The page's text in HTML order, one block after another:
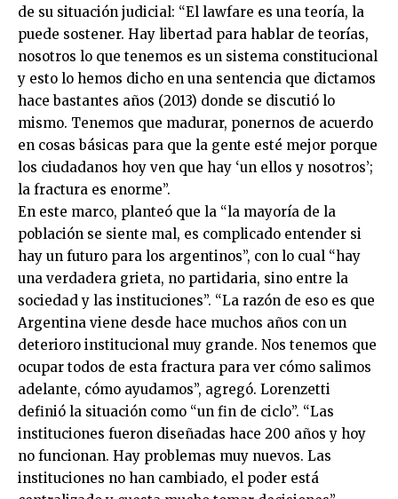
de su situación judicial: “El lawfare es una teoría, la
puede sostener. Hay libertad para hablar de teorías,
nosotros lo que tenemos es un sistema constitucional
y esto lo hemos dicho en una sentencia que dictamos
hace bastantes años (2013) donde se discutió lo
mismo. Tenemos que madurar, ponernos de acuerdo
en cosas básicas para que la gente esté mejor porque
los ciudadanos hoy ven que hay ‘un ellos y nosotros’;
la fractura es enorme”.
En este marco, planteó que la “la mayoría de la
población se siente mal, es complicado entender si
hay un futuro para los argentinos”, con lo cual “hay
una verdadera grieta, no partidaria, sino entre la
sociedad y las instituciones”. “La razón de eso es que
Argentina viene desde hace muchos años con un
deterioro institucional muy grande. Nos tenemos que
ocupar todos de esta fractura para ver cómo salimos
adelante, cómo ayudamos”, agregó. Lorenzetti
definió la situación como “un fin de ciclo”. “Las
instituciones fueron diseñadas hace 200 años y hoy
no funcionan. Hay problemas muy nuevos. Las
instituciones no han cambiado, el poder está